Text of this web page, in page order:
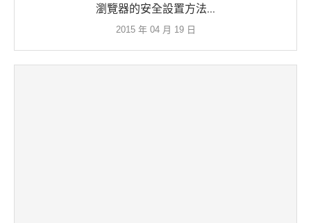
瀏覽器的安全設置方法...
2015 年 04 月 19 日